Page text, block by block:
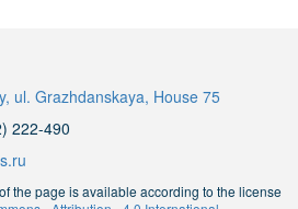
ul. Grazhdanskaya, House 75
222-490
the page is available according to the license